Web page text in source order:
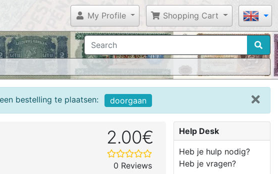
My Profile Shopping Cart
bestelling te plaatsen: doorgaan
2.00€
0 Reviews
Help Desk
Heb je hulp nodig?
Heb je vragen?